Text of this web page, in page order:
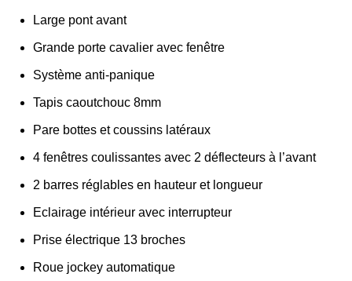
Large pont avant
Grande porte cavalier avec fenêtre
Système anti-panique
Tapis caoutchouc 8mm
Pare bottes et coussins latéraux
4 fenêtres coulissantes avec 2 déflecteurs à l’avant
2 barres réglables en hauteur et longueur
Eclairage intérieur avec interrupteur
Prise électrique 13 broches
Roue jockey automatique